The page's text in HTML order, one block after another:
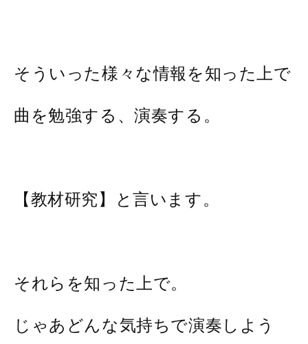
そういった様々な情報を知った上で
曲を勉強する、演奏する。
【教材研究】と言います。
それらを知った上で。
じゃあどんな気持ちで演奏しよう